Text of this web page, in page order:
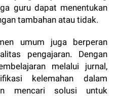
guru dapat menentukan
tambahan atau tidak.
umum juga berperan
pengajaran. Dengan
melalui jurnal,
kelemahan dalam
mencari solusi untuk